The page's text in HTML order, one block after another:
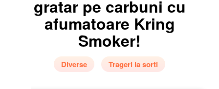
gratar pe carbuni cu
afumatoare Kring
Smoker!
Diverse Trageri la sorti